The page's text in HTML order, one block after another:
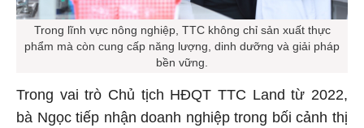
Trong lĩnh vực nông nghiệp, TTC không chỉ sản xuất thực
phẩm mà còn cung cấp năng lượng, dinh dưỡng và giải pháp
bền vững.
Trong vai trò Chủ tịch HĐQT TTC Land từ 2022,
bà Ngọc tiếp nhận doanh nghiệp trong bối cảnh thị